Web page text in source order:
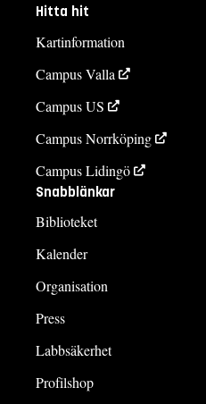
Hitta hit
Kartinformation
Campus Valla
Campus US
Campus Norrköping
Campus Lidingö
Snabblänkar
Biblioteket
Kalender
Organisation
Press
Labbsäkerhet
Profilshop